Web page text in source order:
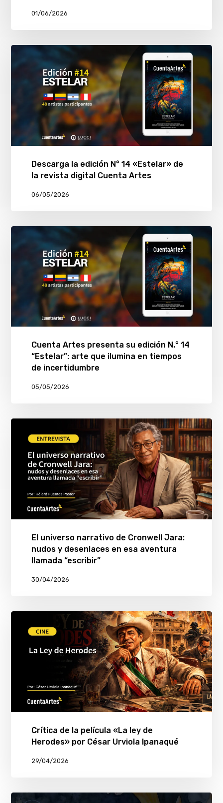
01/06/2026
Descarga la edición N° 14 «Estelar» de
la revista digital Cuenta Artes
06/05/2026
Cuenta Artes presenta su edición N.° 14
“Estelar”: arte que ilumina en tiempos
de incertidumbre
05/05/2026
El universo narrativo de Cronwell Jara:
nudos y desenlaces en esa aventura
llamada “escribir”
30/04/2026
Crítica de la película «La ley de
Herodes» por César Urviola Ipanaqué
29/04/2026